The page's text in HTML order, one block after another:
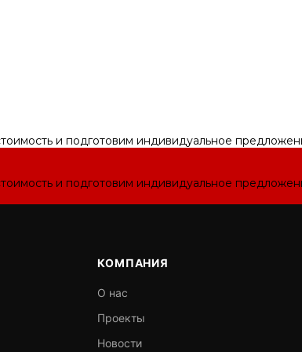
и подготовим индивидуальное
и подготовим индивидуальное
КОМПАНИЯ
О нас
Проекты
Новости